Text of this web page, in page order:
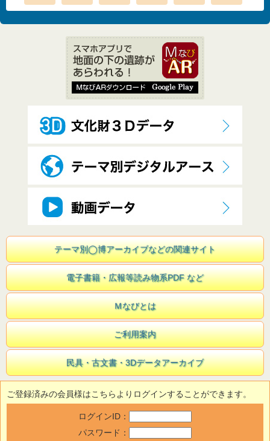
テーマ別◯博アーカイブなどの関連サイト
電子書籍・広報等読み物系PDF など
Ｍなびとは
ご利用案内
民具・古文書・3Dデータアーカイブ
ご登録済みの会員様はこちらよりログインすることができます。
ログインID：
パスワード：